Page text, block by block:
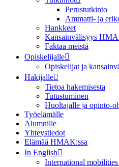
Perustutkinto
Ammatti- ja
Hankkeet
Kansainvälisyys
Faktaa meistä
Opiskelijalle
Opiskelijat ja
Hakijalle
Tietoa hakemisesta
Tutustuminen
Huoltajalle ja opinto-
Työelämälle
Alumnille
Yhteystiedot
Elämää HMAK:ssa
In English
International